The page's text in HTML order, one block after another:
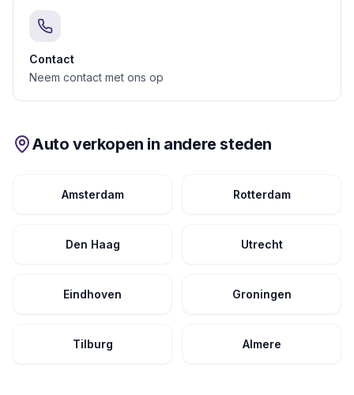
Contact
Neem contact met ons op
Auto verkopen in andere steden
Amsterdam Rotterdam
Den Haag Utrecht
Eindhoven Groningen
Tilburg Almere